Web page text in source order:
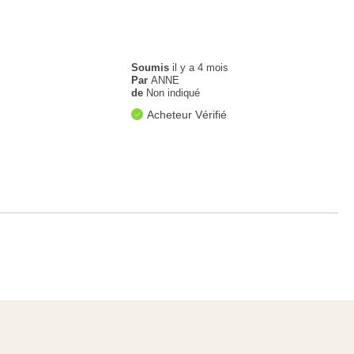
Soumisil y a 4 mois
Par ANNE
de Non indiqué
Acheteur Vérifié